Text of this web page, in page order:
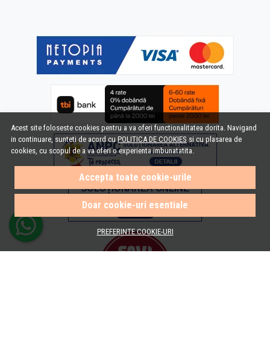
Acest site foloseste cookies pentru a va oferi functionalitatea dorita. Navigand
in continuare, sunteti de acord cuPOLITICA DE COOKIES si cu plasarea de
cookies, cu scopul de a va oferi o experienta imbunatatita.
Accepta toate cookie-urile
Doar cookie-uri esentiale
PREFERINTE COOKIE-URI